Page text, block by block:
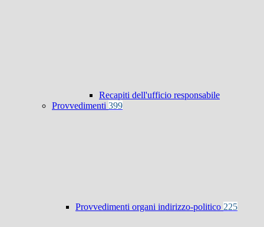
Recapiti dell'ufficio responsabile
Provvedimenti 399
Provvedimenti organi indirizzo-politico 225